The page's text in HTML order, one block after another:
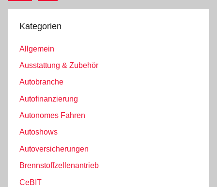
Beiträge
Kategorien
Allgemein
Ausstattung & Zubehör
Autobranche
Autofinanzierung
Autonomes Fahren
Autoshows
Autoversicherungen
Brennstoffzellenantrieb
CeBIT